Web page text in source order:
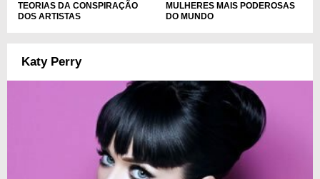
TEORIAS DA CONSPIRAÇÃO
DOS ARTISTAS
MULHERES MAIS PODEROSAS
DO MUNDO
Katy Perry